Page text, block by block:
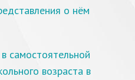
о нём
самостоятельной
возраста в